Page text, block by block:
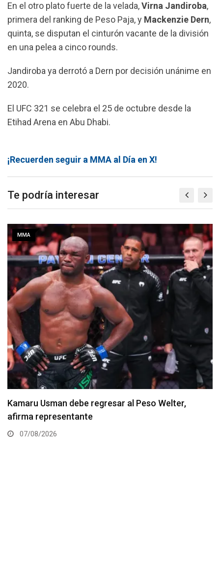
En el otro plato fuerte de la velada,Virna Jandiroba,
primera del ranking de Peso Paja, y Mackenzie Dern,
quinta, se disputan el cinturón vacante de la división
en una pelea a cinco rounds.
Jandiroba ya derrotó a Dern por decisión unánime en
2020.
El UFC 321 se celebra el 25 de octubre desde la
Etihad Arena en Abu Dhabi.
¡Recuerden seguir a MMA al Día en X!
Te podría interesar
MMA
Resultados de los pesajes del UFC Vegas 120:
Gamrot hace peso para pelea con Salkilld
07/08/2026